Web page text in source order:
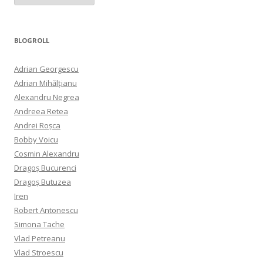
BLOGROLL
Adrian Georgescu
Adrian Mihălțianu
Alexandru Negrea
Andreea Retea
Andrei Roșca
Bobby Voicu
Cosmin Alexandru
Dragoș Bucurenci
Dragoș Butuzea
Iren
Robert Antonescu
Simona Tache
Vlad Petreanu
Vlad Stroescu